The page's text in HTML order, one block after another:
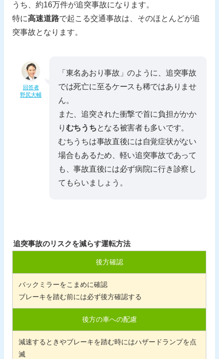
うち、約16万件が追突事故になります。
特に高速道路で起こる交通事故は、そのほとんどが追
突事故となります。
回答者
野尻大輔
「東名あおり事故」のように、追突事故
では死亡に至るケースも稀ではありませ
ん。
また、追突された衝撃で首に負担がかか
り むちうちとなる被害者も多いです。
むちうちは事故直後には自覚症状がない
場合もあるため、軽い追突事故であって
も、事故直後には必ず病院に行き診察し
てもらいましょう。
追突事故のリスクを減らす運転方法
後方確認
バックミラーをこまめに確認
ブレーキを踏む前には必ず後方確認する
後方の車への配慮
減速するときやブレーキを踏む時にはハザードランプを点
滅